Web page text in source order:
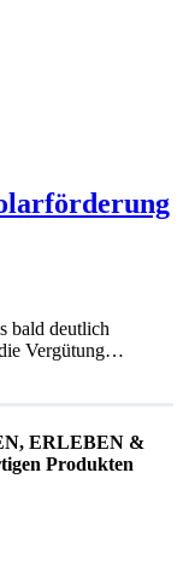
bald deutlich
Vergütung…
ERLEBEN &
Produkten